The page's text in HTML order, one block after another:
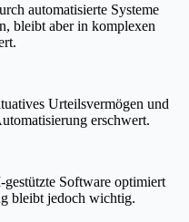
automatisierte Systeme
bleibt aber in komplexen
Urteilsvermögen und
erschwert.
Software optimiert
bleibt jedoch wichtig.